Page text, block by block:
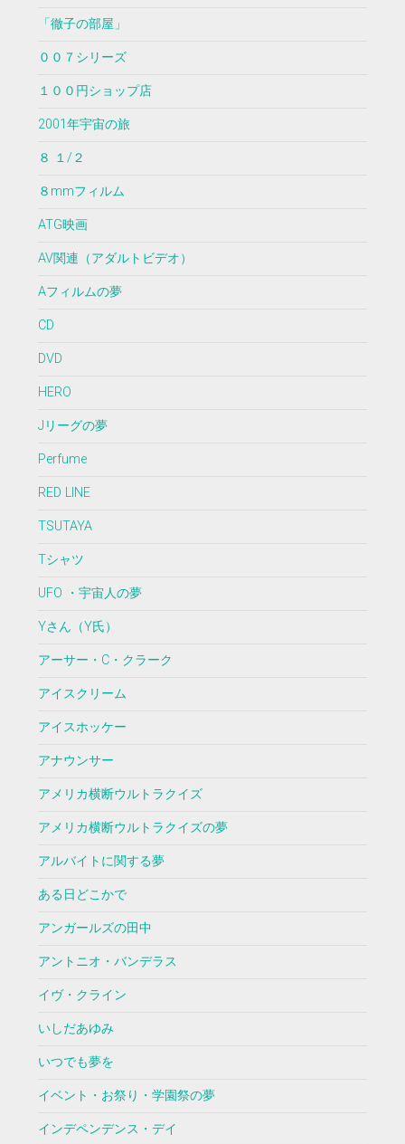
「徹子の部屋」
００７シリーズ
１００円ショップ店
2001年宇宙の旅
８ １/２
８mmフィルム
ATG映画
AV関連（アダルトビデオ）
Aフィルムの夢
CD
DVD
HERO
Jリーグの夢
Perfume
RED LINE
TSUTAYA
Tシャツ
UFO ・宇宙人の夢
Yさん（Y氏）
アーサー・C・クラーク
アイスクリーム
アイスホッケー
アナウンサー
アメリカ横断ウルトラクイズ
アメリカ横断ウルトラクイズの夢
アルバイトに関する夢
ある日どこかで
アンガールズの田中
アントニオ・バンデラス
イヴ・クライン
いしだあゆみ
いつでも夢を
イベント・お祭り・学園祭の夢
インデペンデンス・デイ